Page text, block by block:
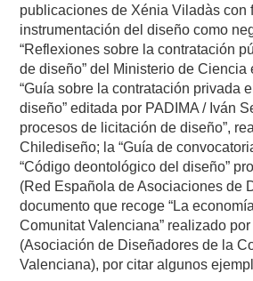
publicaciones de Xénia Viladàs con
instrumentación del diseño como
“Reflexiones sobre la contratación
de diseño” del Ministerio de Ciencia
“Guía sobre la contratación privada
diseño” editada por PADIMA / Iván
procesos de licitación de diseño”,
Chilediseño; la “Guía de
“Código deontológico del diseño”
(Red Española de Asociaciones de
documento que recoge “La
Comunitat Valenciana” realizado
(Asociación de Diseñadores de la
Valenciana), por citar algunos